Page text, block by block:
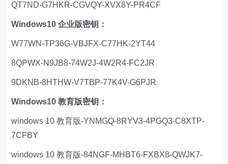
QT7ND-G7HKR-CGVQY-XVX8Y-PR4CF
Windows10 企业版密钥：
W77WN-TP36G-VBJFX-C77HK-2YT44
8QPWX-N9JB8-74W2J-4W2R4-FC2JR
9DKNB-8HTHW-V7TBP-77K4V-G6PJR
Windows10 教育版密钥：
windows 10 教育版-YNMGQ-8RYV3-4PGQ3-C8XTP-
7CFBY
windows 10 教育版-84NGF-MHBT6-FXBX8-QWJK7-